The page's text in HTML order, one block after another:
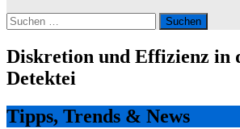
Suchen
nach:
Diskretion und Effizienz in
Detektei
Tipps, Trends & News